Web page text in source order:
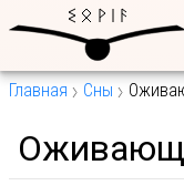
Главная Сны